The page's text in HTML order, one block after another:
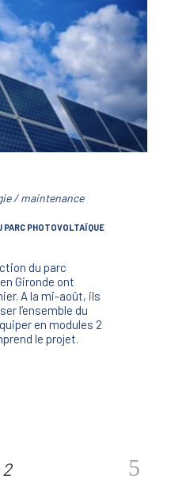
/ maintenance
PARC PHOTOVOLTAÏQUE
du parc
Gironde ont
A la mi-août, ils
l’ensemble du
en modules 2
le projet.
2